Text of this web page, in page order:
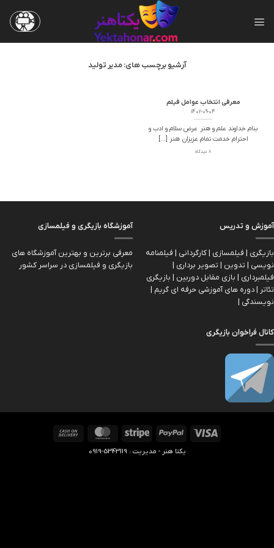
آرشیو برچسب های:مدیر تولید
معرفی انتخاب عوامل فیلم
1402-09-04
بنام خداوند علم و هنر عرض سلام و ادب و
احترام خدمت تمام عزیزان هنر [...]
8 دیدگاه
آموزش و تدریس
بازیگری | فیلمسازی | کارگردانی | فیلمنامه
نویسی | تدوین | تصویر برداری |
فیلمبرداری | بازی مقابل دوربین | بازیگري
تئاتر | دوره های آموزشی حرفه ای گریم |
نویسندگی |
آموزشگاه بازیگری و فیلمسازی
معرفی برترین و بهترین آموزشگاه های
بازیگری و فیلمسازی در سراسر کشور
کانال فراخوان بازیگری
Visa
PayPal
Stripe
MasterCard
یکتا هنر - مدیریت : 5343119-0919